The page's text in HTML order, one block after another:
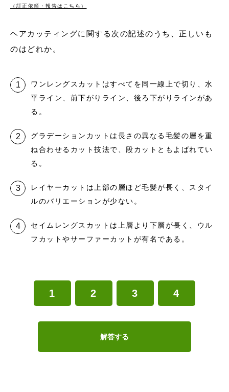
（訂正依頼・報告はこちら）
ヘアカッティングに関する次の記述のうち、正しいも
のはどれか。
ワンレングスカットはすべてを同一線上で切り、水
平ライン、前下がりライン、後ろ下がりラインがあ
る。
グラデーションカットは長さの異なる毛髪の層を重
ね合わせるカット技法で、段カットともよばれてい
る。
レイヤーカットは上部の層ほど毛髪が長く、スタイ
ルのバリエーションが少ない。
セイムレングスカットは上層より下層が長く、ウル
フカットやサーファーカットが有名である。
1 2 3 4
解答する